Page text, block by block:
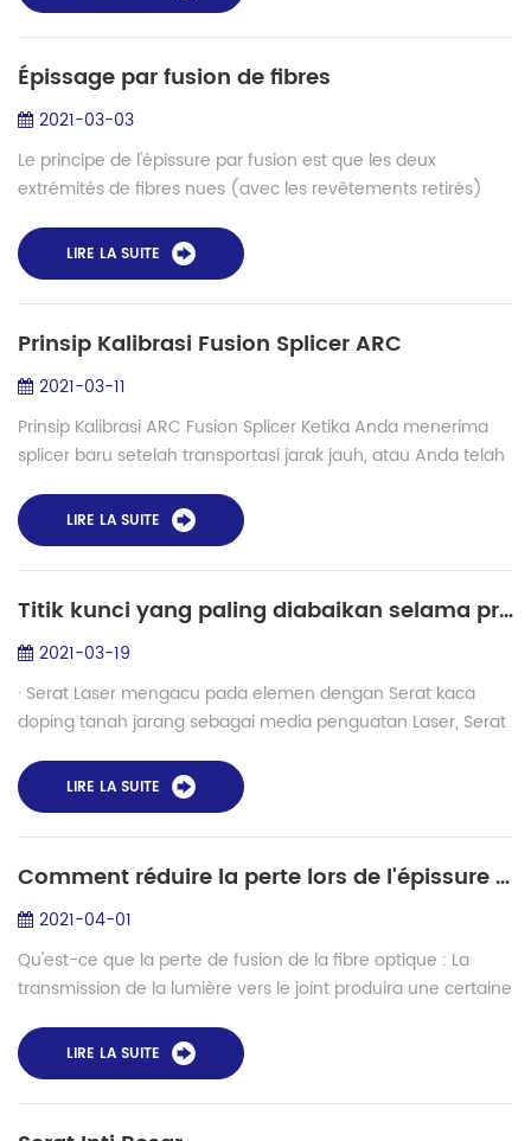
Épissage par fusion de fibres
2021-03-03
Le principe de l'épissure par fusion est que les deux
extrémités de fibres nues (avec les revêtements retirés)
précisément, les extrémités des fibr...
LIRE LA SUITE
Prinsip Kalibrasi Fusion Splicer ARC
2021-03-11
Prinsip Kalibrasi ARC Fusion Splicer Ketika Anda menerima
splicer baru setelah transportasi jarak jauh, atau Anda telah
kinerja splicing yang lebi...
LIRE LA SUITE
Titik kunci yang paling diabaikan selama produksi laser serat optik - penyambung fusi LDF
2021-03-19
· Serat Laser mengacu pada elemen dengan Serat kaca
doping tanah jarang sebagai media penguatan Laser, Serat
optik: di dalam Serat optik di bawah aks...
LIRE LA SUITE
Comment réduire la perte lors de l'épissure par fusion de fibres optiques
2021-04-01
Qu'est-ce que la perte de fusion de la fibre optique : La
transmission de la lumière vers le joint produira une certaine
appelée perte de fusi...
LIRE LA SUITE